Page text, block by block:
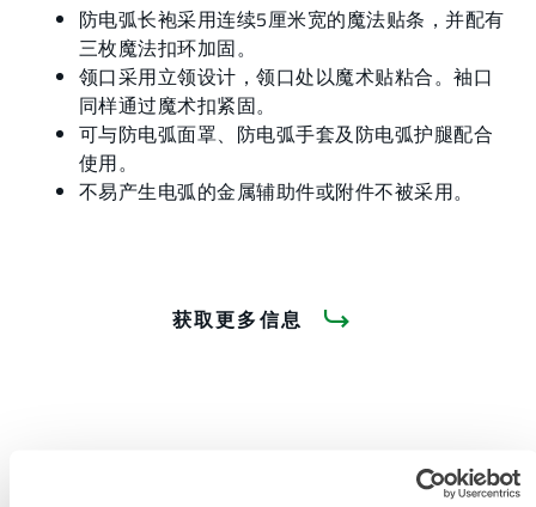
防电弧长袍采用连续5厘米宽的魔法贴条，并配有
三枚魔法扣环加固。
领口采用立领设计，领口处以魔术贴粘合。袖口
同样通过魔术扣紧固。
可与防电弧面罩、防电弧手套及防电弧护腿配合
使用。
不易产生电弧的金属辅助件或附件不被采用。
获取更多信息